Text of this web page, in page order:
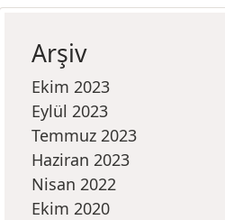
Arşiv
Ekim 2023
Eylül 2023
Temmuz 2023
Haziran 2023
Nisan 2022
Ekim 2020